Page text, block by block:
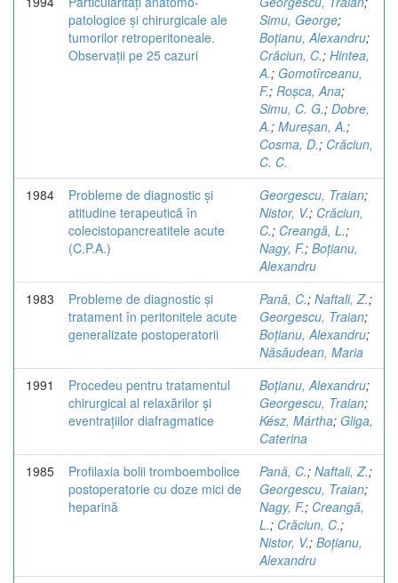
patologice și chirurgicale ale
tumorilor retroperitoneale.
Observații pe 25 cazuri
Simu, George;
Boțianu, Alexandru;
Crăciun, C.; Hintea,
A.; Gomotîrceanu,
F.; Roșca, Ana;
Simu, C. G.; Dobre,
A.; Mureșan, A.;
Cosma, D.; Crăciun,
C. C.
1984
Probleme de diagnostic și
atitudine terapeutică în
colecistopancreatitele acute
(C.P.A.)
Georgescu, Traian;
Nistor, V.; Crăciun,
C.; Creangă, L.;
Nagy, F.; Boțianu,
Alexandru
1983
Probleme de diagnostic și
tratament în peritonitele acute
generalizate postoperatorii
Pană, C.; Naftali, Z.;
Georgescu, Traian;
Boțianu, Alexandru;
Năsăudean, Maria
1991
Procedeu pentru tratamentul
chirurgical al relaxărilor și
eventrațiilor diafragmatice
Boțianu, Alexandru;
Georgescu, Traian;
Kész, Mártha; Gliga,
Caterina
1985
Profilaxia bolii tromboembolice
postoperatorie cu doze mici de
heparină
Pană, C.; Naftali, Z.;
Georgescu, Traian;
Nagy, F.; Creangă,
L.; Crăciun, C.;
Nistor, V.; Boțianu,
Alexandru